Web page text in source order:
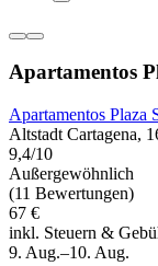
Apartamentos
Apartamentos Plaza
Altstadt Cartagena,
9,4/10
Außergewöhnlich
(11 Bewertungen)
67 €
inkl. Steuern &
9. Aug.–10. Aug.